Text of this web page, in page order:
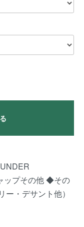
ップその他◆その
・デサント他）